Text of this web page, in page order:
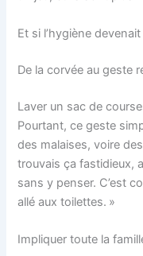
Et si l’hygiène
De la corvée au geste
Laver un sac de
Pourtant, ce geste
des malaises, voire
trouvais ça fastidieux,
sans y penser. C’est
allé aux toilettes. »
Impliquer toute la